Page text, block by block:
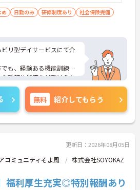
日勤のみ 研修制度あり
社会保険完備
リ型デイサービスにて介
も、経験ある機能訓練ス
護整体指導など受けられ
す！
策ポイントなど、さらに
でお気軽にご相談くださ
無料 紹介してもらう
更新日：2026年08月05日
コミュニティそよ風
株式会社SOYOKAZ
福利厚生充実◎特別報酬あり